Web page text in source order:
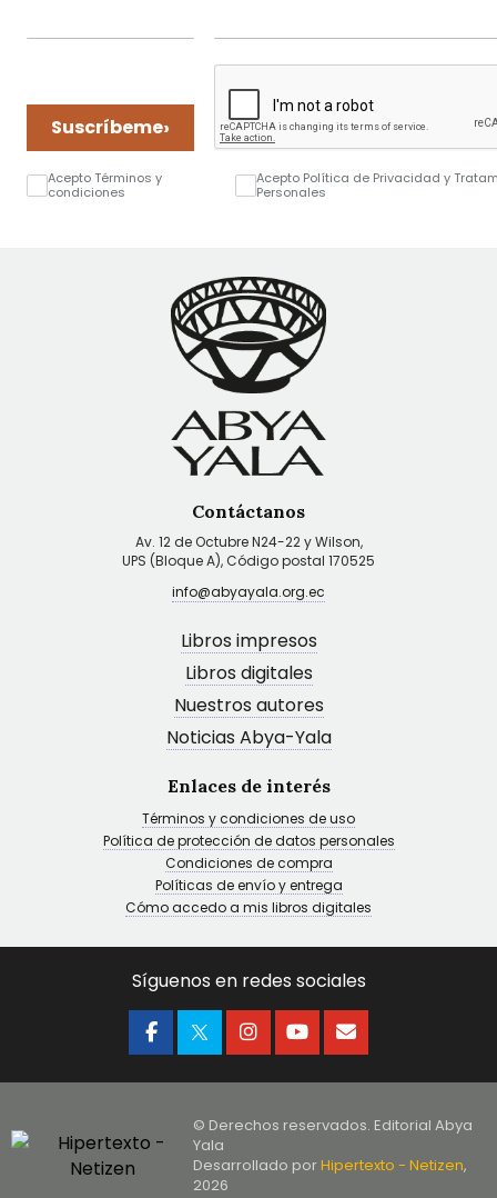
Suscríbeme›
Acepto Términos y
condiciones
Acepto Política de Privacidad y
Personales
Contáctanos
Av. 12 de Octubre N24-22 y Wilson,
UPS (Bloque A), Código postal 170525
info@abyayala.org.ec
Libros impresos
Libros digitales
Nuestros autores
Noticias Abya-Yala
Enlaces de interés
Términos y condiciones de uso
Política de protección de datos personales
Condiciones de compra
Políticas de envío y entrega
Cómo accedo a mis libros digitales
Síguenos en redes sociales
© Derechos reservados. Editorial Abya
Yala
Desarrollado porHipertexto - Netizen,
2026